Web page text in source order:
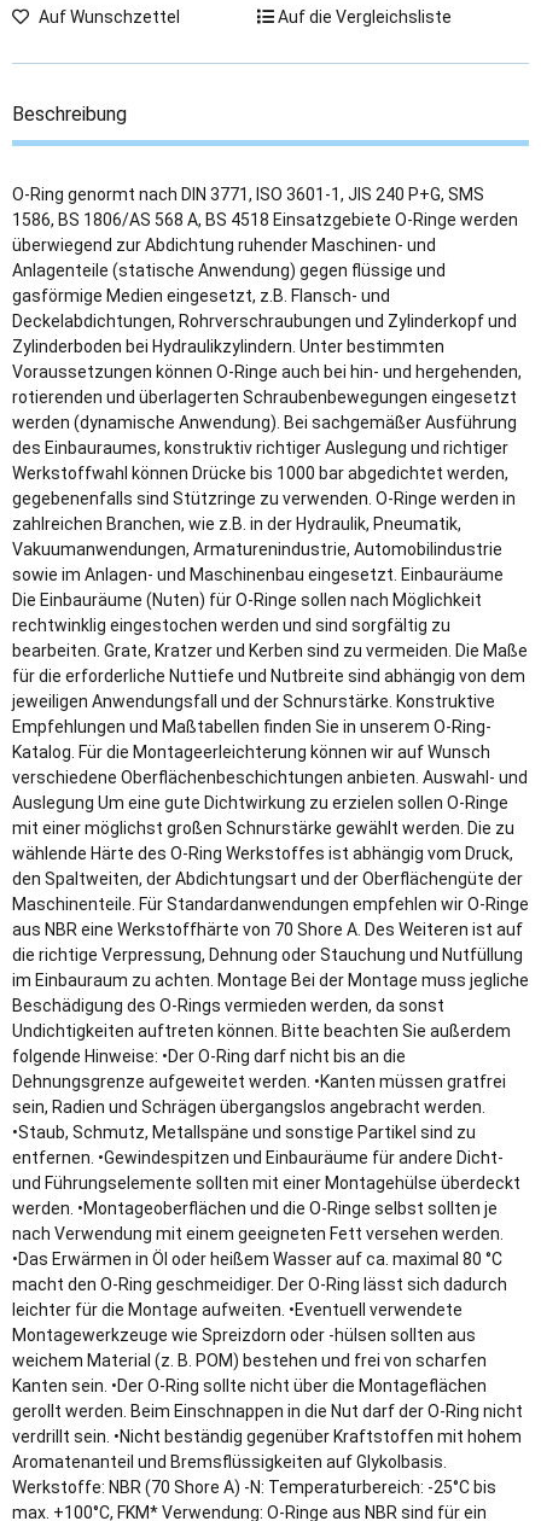
Auf Wunschzettel Auf die Vergleichsliste
Beschreibung
O-Ring genormt nach DIN 3771, ISO 3601-1, JIS 240 P+G, SMS
1586, BS 1806/AS 568 A, BS 4518 Einsatzgebiete O-Ringe werden
überwiegend zur Abdichtung ruhender Maschinen- und
Anlagenteile (statische Anwendung) gegen flüssige und
gasförmige Medien eingesetzt, z.B. Flansch- und
Deckelabdichtungen, Rohrverschraubungen und Zylinderkopf und
Zylinderboden bei Hydraulikzylindern. Unter bestimmten
Voraussetzungen können O-Ringe auch bei hin- und hergehenden,
rotierenden und überlagerten Schraubenbewegungen eingesetzt
werden (dynamische Anwendung). Bei sachgemäßer Ausführung
des Einbauraumes, konstruktiv richtiger Auslegung und richtiger
Werkstoffwahl können Drücke bis 1000 bar abgedichtet werden,
gegebenenfalls sind Stützringe zu verwenden. O-Ringe werden in
zahlreichen Branchen, wie z.B. in der Hydraulik, Pneumatik,
Vakuumanwendungen, Armaturenindustrie, Automobilindustrie
sowie im Anlagen- und Maschinenbau eingesetzt. Einbauräume
Die Einbauräume (Nuten) für O-Ringe sollen nach Möglichkeit
rechtwinklig eingestochen werden und sind sorgfältig zu
bearbeiten. Grate, Kratzer und Kerben sind zu vermeiden. Die Maße
für die erforderliche Nuttiefe und Nutbreite sind abhängig von dem
jeweiligen Anwendungsfall und der Schnurstärke. Konstruktive
Empfehlungen und Maßtabellen finden Sie in unserem O-Ring-
Katalog. Für die Montageerleichterung können wir auf Wunsch
verschiedene Oberflächenbeschichtungen anbieten. Auswahl- und
Auslegung Um eine gute Dichtwirkung zu erzielen sollen O-Ringe
mit einer möglichst großen Schnurstärke gewählt werden. Die zu
wählende Härte des O-Ring Werkstoffes ist abhängig vom Druck,
den Spaltweiten, der Abdichtungsart und der Oberflächengüte der
Maschinenteile. Für Standardanwendungen empfehlen wir O-Ringe
aus NBR eine Werkstoffhärte von 70 Shore A. Des Weiteren ist auf
die richtige Verpressung, Dehnung oder Stauchung und Nutfüllung
im Einbauraum zu achten. Montage Bei der Montage muss jegliche
Beschädigung des O-Rings vermieden werden, da sonst
Undichtigkeiten auftreten können. Bitte beachten Sie außerdem
folgende Hinweise: •Der O-Ring darf nicht bis an die
Dehnungsgrenze aufgeweitet werden. •Kanten müssen gratfrei
sein, Radien und Schrägen übergangslos angebracht werden.
•Staub, Schmutz, Metallspäne und sonstige Partikel sind zu
entfernen. •Gewindespitzen und Einbauräume für andere Dicht-
und Führungselemente sollten mit einer Montagehülse überdeckt
werden. •Montageoberflächen und die O-Ringe selbst sollten je
nach Verwendung mit einem geeigneten Fett versehen werden.
•Das Erwärmen in Öl oder heißem Wasser auf ca. maximal 80 °C
macht den O-Ring geschmeidiger. Der O-Ring lässt sich dadurch
leichter für die Montage aufweiten. •Eventuell verwendete
Montagewerkzeuge wie Spreizdorn oder -hülsen sollten aus
weichem Material (z. B. POM) bestehen und frei von scharfen
Kanten sein. •Der O-Ring sollte nicht über die Montageflächen
gerollt werden. Beim Einschnappen in die Nut darf der O-Ring nicht
verdrillt sein. •Nicht beständig gegenüber Kraftstoffen mit hohem
Aromatenanteil und Bremsflüssigkeiten auf Glykolbasis.
Werkstoffe: NBR (70 Shore A) -N: Temperaturbereich: -25°C bis
max. +100°C, FKM* Verwendung: O-Ringe aus NBR sind für ein